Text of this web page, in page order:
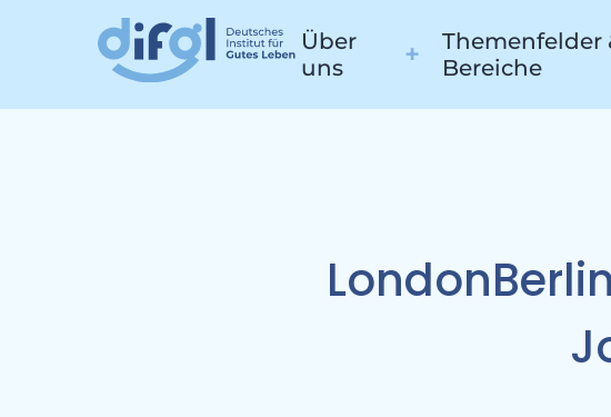
Über
uns
Themenfelder
Bereiche